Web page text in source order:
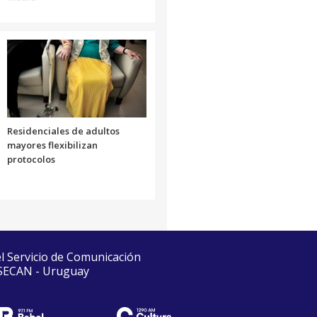
Residenciales de adultos
mayores flexibilizan
protocolos
de Comunicación
- Uruguay